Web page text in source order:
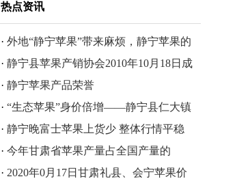
热点资讯
· 外地“静宁苹果”带来麻烦，静宁苹果的
形象还需静宁人来维护
· 静宁县苹果产销协会2010年10月18日成
立
· 静宁苹果产品荣誉
· “生态苹果”身价倍增——静宁县仁大镇
生态苹果溯源产地见闻
· 静宁晚富士苹果上货少 整体行情平稳
· 今年甘肃省苹果产量占全国产量的
14.5%
· 2020年0月17日甘肃礼县、会宁苹果价